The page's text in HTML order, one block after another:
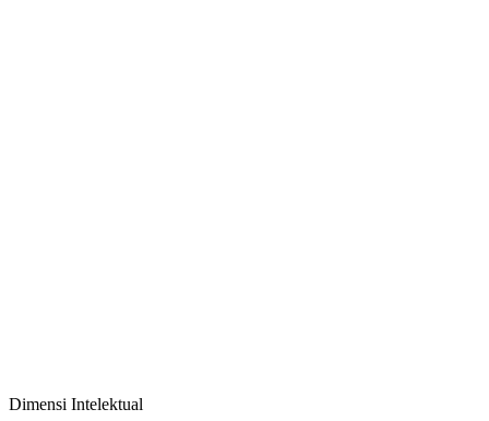
Dimensi Intelektual